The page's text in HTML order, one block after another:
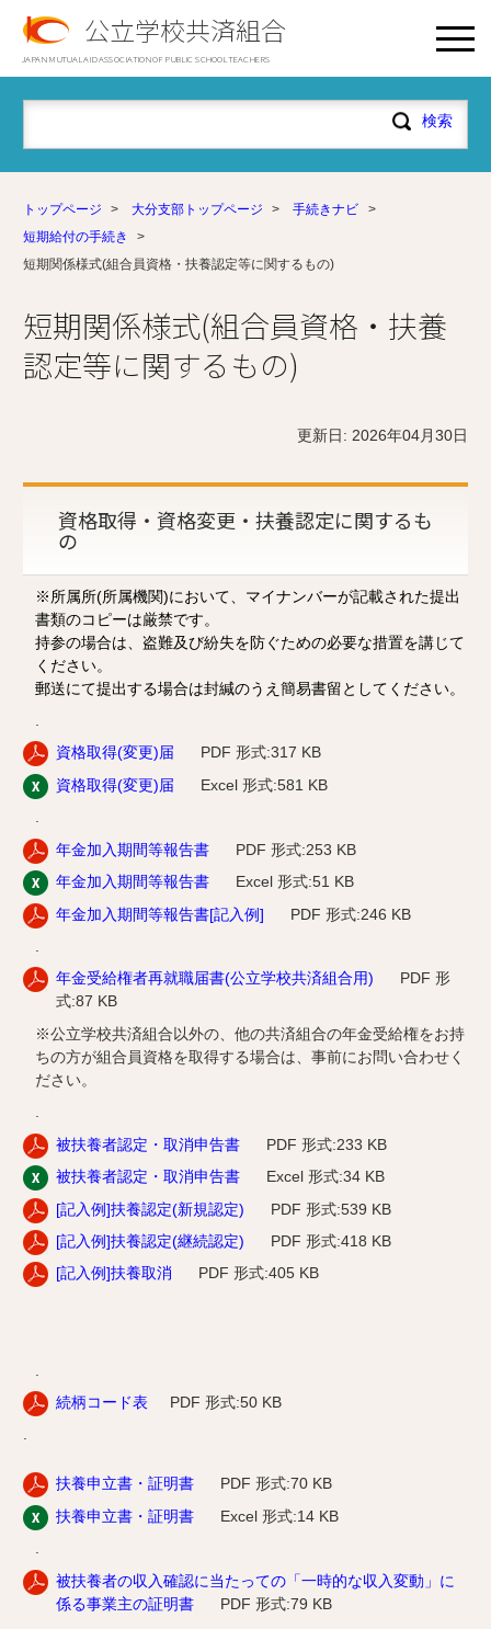
公立学校共済組合
JAPAN MUTUAL AID ASSOCIATION OF PUBLIC SCHOOL TEACHERS
トップページ > 大分支部トップページ > 手続きナビ
>
短期給付の手続き
>
短期関係様式(組合員資格・扶養認定等に関するもの)
短期関係様式(組合員資格・扶養
認定等に関するもの)
更新日: 2026年04月30日
資格取得・資格変更・扶養認定に関するも
の
※所属所(所属機関)において、マイナンバーが記載された提出
書類のコピーは厳禁です。
持参の場合は、盗難及び紛失を防ぐための必要な措置を講じて
ください。
郵送にて提出する場合は封緘のうえ簡易書留としてください。
資格取得(変更)届
PDF 形式:317 KB
資格取得(変更)届
Excel 形式:581 KB
.
年金加入期間等報告書
PDF 形式:253 KB
年金加入期間等報告書
Excel 形式:51 KB
年金加入期間等報告書[記入例]
PDF 形式:246 KB
年金受給権者再就職届書(公立学校共済組合用)
PDF 形
式:87 KB
※公立学校共済組合以外の、他の共済組合の年金受給権をお持
ちの方が組合員資格を取得する場合は、事前にお問い合わせく
ださい。
.
被扶養者認定・取消申告書
PDF 形式:233 KB
被扶養者認定・取消申告書
Excel 形式:34 KB
[記入例]扶養認定(新規認定)
PDF 形式:539 KB
[記入例]扶養認定(継続認定)
PDF 形式:418 KB
[記入例]扶養取消
PDF 形式:405 KB
続柄コード表
PDF 形式:50 KB
.
扶養申立書・証明書
PDF 形式:70 KB
扶養申立書・証明書
Excel 形式:14 KB
.
被扶養者の収入確認に当たっての「一時的な収入変動」に
係る事業主の証明書
PDF 形式:79 KB